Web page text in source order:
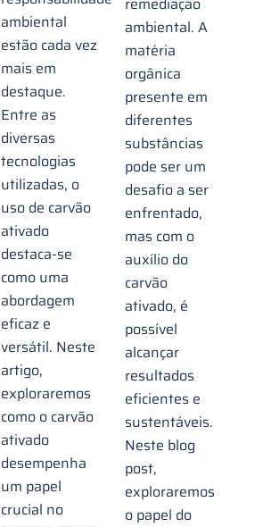
ambiental
estão cada vez
mais em
destaque.
Entre as
diversas
tecnologias
utilizadas, o
uso de carvão
ativado
destaca-se
como uma
abordagem
eficaz e
versátil. Neste
artigo,
exploraremos
como o carvão
ativado
desempenha
um papel
crucial no
ambiental. A
matéria
orgânica
presente em
diferentes
substâncias
pode ser um
desafio a ser
enfrentado,
mas com o
auxílio do
carvão
ativado, é
possível
alcançar
resultados
eficientes e
sustentáveis.
Neste blog
post,
exploraremos
o papel do